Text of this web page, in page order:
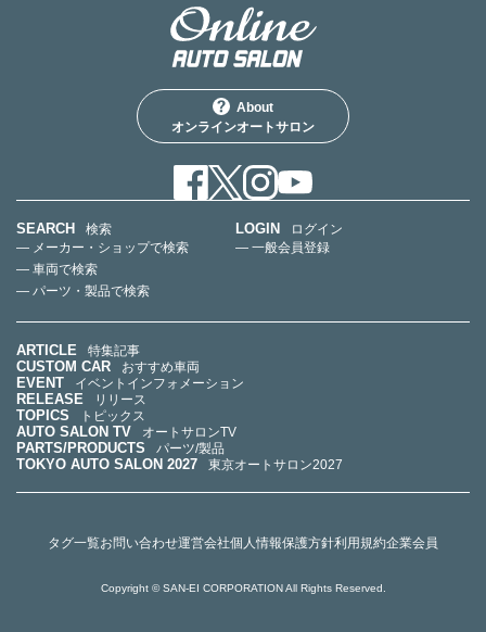
About
オンラインオートサロン
SEARCH
検索
— メーカー・ショップで検索
— 車両で検索
— パーツ・製品で検索
LOGIN
ログイン
— 一般会員登録
ARTICLE 特集記事
CUSTOM CAR おすすめ車両
EVENT イベントインフォメーション
RELEASE リリース
TOPICS トピックス
AUTO SALON TV オートサロンTV
PARTS/PRODUCTS パーツ/製品
TOKYO AUTO SALON 2027 東京オートサロン2027
タグ一覧お問い合わせ運営会社個人情報保護方針利用規約企業会員
Copyright © SAN-EI CORPORATION All Rights Reserved.